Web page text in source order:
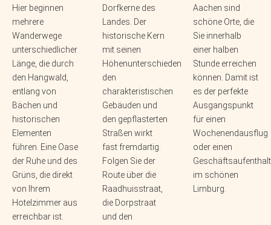
Hier beginnen
mehrere
Wanderwege
unterschiedlicher
Länge, die durch
den Hangwald,
entlang von
Bächen und
historischen
Elementen
führen. Eine Oase
der Ruhe und des
Grüns, die direkt
von Ihrem
Hotelzimmer aus
erreichbar ist.
Dorfkerne des
Landes. Der
historische Kern
mit seinen
Höhenunterschieden,
den
charakteristischen
Gebäuden und
den gepflasterten
Straßen wirkt
fast fremdartig.
Folgen Sie der
Route über die
Raadhuisstraat,
die Dorpstraat
und den
Aachen sind
schöne Orte, die
Sie innerhalb
einer halben
Stunde erreichen
können. Damit ist
es der perfekte
Ausgangspunkt
für einen
Wochenendausflug
oder einen
Geschäftsaufenthalt
im schönen
Limburg.